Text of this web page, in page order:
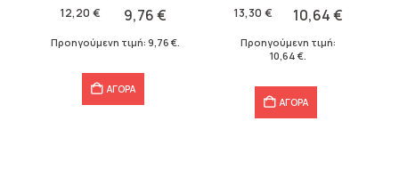
12,20 €
was:
12,20 €.
9,76€
τιμή
Προηγούμενη τιμή: 9,76 €
ΑΓΟΡΑ
13,30 €
was:
10,64€
τιμή
10,64 €.
Προηγούμενη τιμή:
10,64 €
ΑΓΟΡΑ